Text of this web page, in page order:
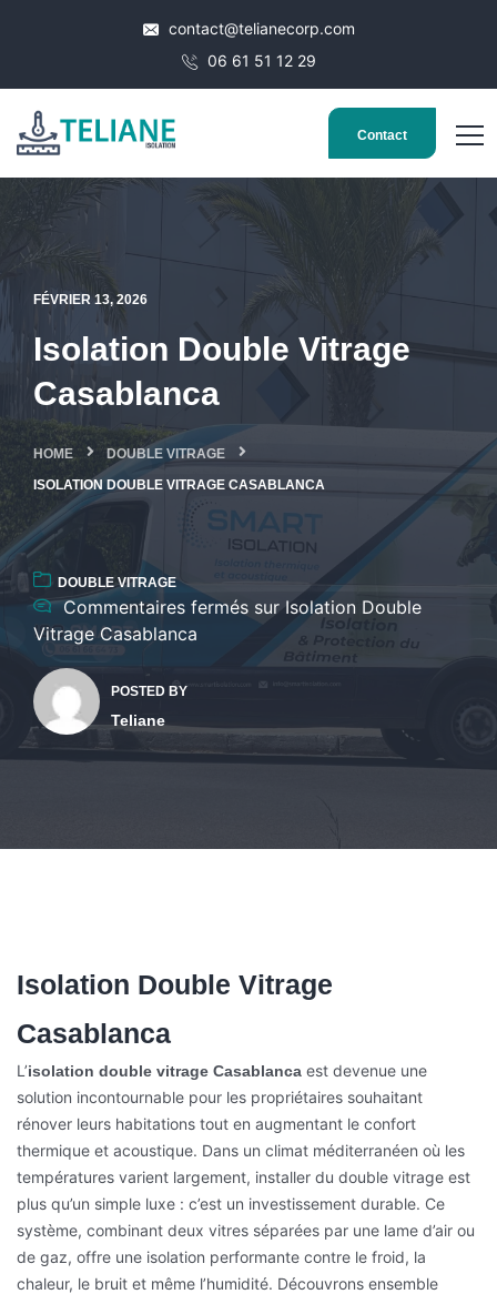
contact@telianecorp.com
06 61 51 12 29
Contact
FÉVRIER 13, 2026
Isolation Double Vitrage
Casablanca
HOME
DOUBLE VITRAGE
ISOLATION DOUBLE VITRAGE CASABLANCA
DOUBLE VITRAGE
Commentaires fermés sur Isolation Double
Vitrage Casablanca
POSTED BY
Teliane
Isolation Double Vitrage
Casablanca
L’isolation double vitrage Casablanca est devenue une
solution incontournable pour les propriétaires souhaitant
rénover leurs habitations tout en augmentant le confort
thermique et acoustique. Dans un climat méditerranéen où les
températures varient largement, installer du double vitrage est
plus qu’un simple luxe : c’est un investissement durable. Ce
système, combinant deux vitres séparées par une lame d’air ou
de gaz, offre une isolation performante contre le froid, la
chaleur, le bruit et même l’humidité. Découvrons ensemble